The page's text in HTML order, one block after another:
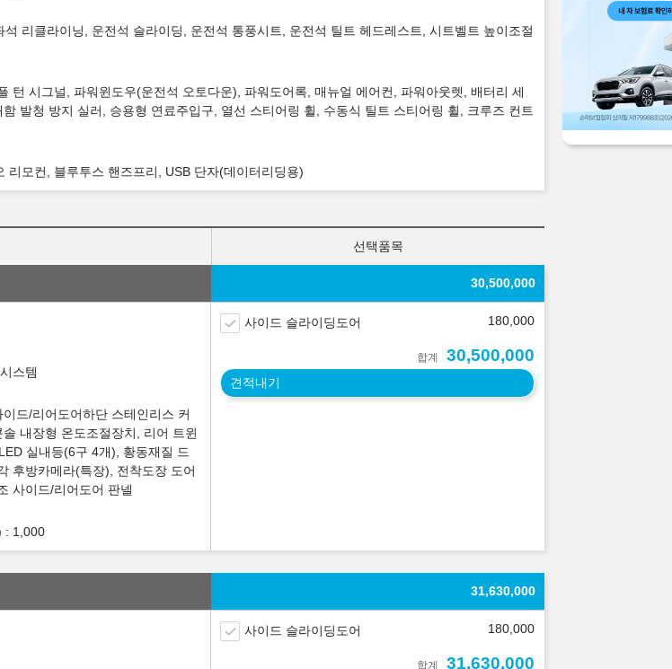
리클라이닝, 운전석 슬라이딩, 운전석 통풍시트, 운전석 틸트 헤드레스트, 시트벨트 높이조절
턴 시그널, 파워윈도우(운전석 오토다운), 파워도어록, 매뉴얼 에어컨, 파워아웃렛, 배터리 세
발청 방지 실러, 승용형 연료주입구, 열선 스티어링 휠, 수동식 틸트 스티어링 휠, 크루즈 컨트
모컨, 블루투스 핸즈프리, USB 단자(데이터리딩용)
선택품목
30,500,000
스템
드/리어도어하단 스테인리스 커
내장형 온도조절장치, 리어 트윈
실내등(6구 4개), 황동재질 드
후방카메라(특장), 전착도장 도어
사이드/리어도어 판넬
: 1,000
사이드 슬라이딩도어 180,000
합계 30,500,000
견적내기
31,630,000
사이드 슬라이딩도어 180,000
합계 31,630,000